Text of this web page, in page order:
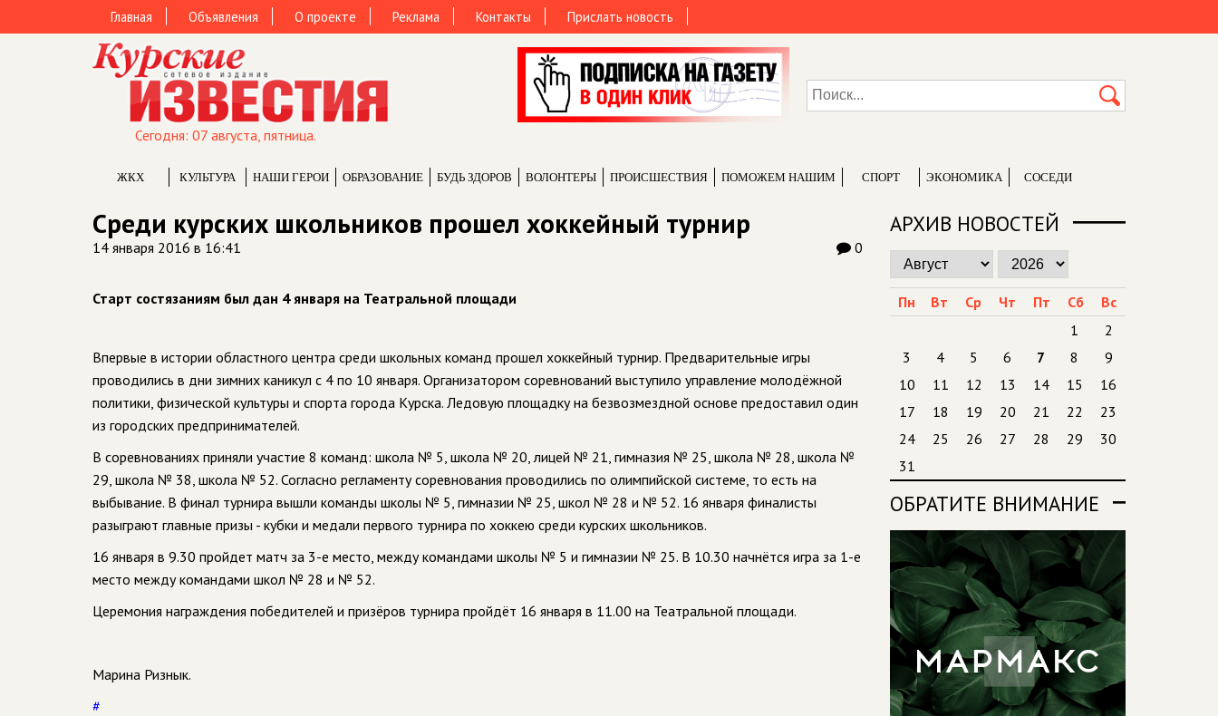
Главная Объявления О проекте Реклама Контакты Прислать новость
Сегодня: 07 августа, пятница.
ЖКХ КУЛЬТУРА НАШИ ГЕРОИ ОБРАЗОВАНИЕ БУДЬ ЗДОРОВ ВОЛОНТЕРЫ ПРОИCШЕСТВИЯ ПОМОЖЕМ НАШИМ СПОРТ ЭКОНОМИКА СОСЕДИ
Среди курских школьников прошел хоккейный турнир
14 января 2016 в 16:41 0
Старт состязаниям был дан 4 января на Театральной площади
Впервые в истории областного центра среди школьных команд прошел хоккейный турнир. Предварительные игры
проводились в дни зимних каникул с 4 по 10 января. Организатором соревнований выступило управление молодёжной
политики, физической культуры и спорта города Курска. Ледовую площадку на безвозмездной основе предоставил один
из городских предпринимателей.
В соревнованиях приняли участие 8 команд: школа № 5, школа № 20, лицей № 21, гимназия № 25, школа № 28, школа №
29, школа № 38, школа № 52. Согласно регламенту соревнования проводились по олимпийской системе, то есть на
выбывание. В финал турнира вышли команды школы № 5, гимназии № 25, школ № 28 и № 52. 16 января финалисты
разыграют главные призы - кубки и медали первого турнира по хоккею среди курских школьников.
16 января в 9.30 пройдет матч за 3-е место, между командами школы № 5 и гимназии № 25. В 10.30 начнётся игра за 1-е
место между командами школ № 28 и № 52.
Церемония награждения победителей и призёров турнира пройдёт 16 января в 11.00 на Театральной площади.
Марина Ризнык.
#
АРХИВ НОВОСТЕЙ
Пн Вт Ср Чт Пт Сб
Вс
1
2
3
4 5 6 7 8
9
10
11 12 13 14 15
16
17
18 19 20 21 22
23
24
25 26 27 28 29
30
31
ОБРАТИТЕ ВНИМАНИЕ